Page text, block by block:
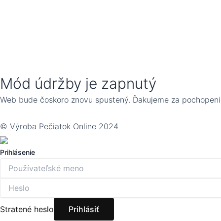
Mód údržby je zapnutý
Web bude čoskoro znovu spustený. Ďakujeme za
© Výroba Pečiatok Online 2024
Prihlásenie
Stratené heslo